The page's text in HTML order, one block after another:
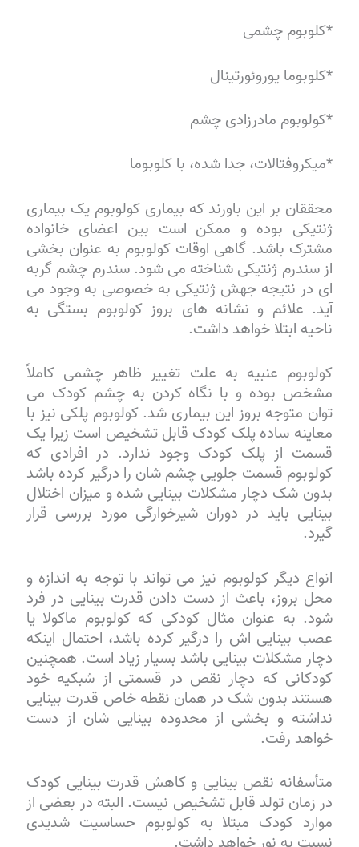
*کلوبوم چشمی
*کلوبوما یوروئورتینال
*کولوبوم مادرزادی چشم
*میکروفتالات، جدا شده، با کلوبوما
محققان بر این باورند که بیماری کولوبوم یک بیماری
ژنتیکی بوده و ممکن است بین اعضای خانواده
مشترک باشد. گاهی اوقات کولوبوم به عنوان بخشی
از سندرم ژنتیکی شناخته می شود. سندرم چشم گربه
ای در نتیجه جهش ژنتیکی به خصوصی به وجود می
آید. علائم و نشانه های بروز کولوبوم بستگی به
ناحیه ابتلا خواهد داشت.
کولوبوم عنبیه به علت تغییر ظاهر چشمی کاملاً
مشخص بوده و با نگاه کردن به چشم کودک می
توان متوجه بروز این بیماری شد. کولوبوم پلکی نیز با
معاینه ساده پلک کودک قابل تشخیص است زیرا یک
قسمت از پلک کودک وجود ندارد. در افرادی که
کولوبوم قسمت جلویی چشم شان را درگیر کرده باشد
بدون شک دچار مشکلات بینایی شده و میزان اختلال
بینایی باید در دوران شیرخوارگی مورد بررسی قرار
گیرد.
انواع دیگر کولوبوم نیز می تواند با توجه به اندازه و
محل بروز، باعث از دست دادن قدرت بینایی در فرد
شود. به عنوان مثال کودکی که کولوبوم ماکولا یا
عصب بینایی اش را درگیر کرده باشد، احتمال اینکه
دچار مشکلات بینایی باشد بسیار زیاد است. همچنین
کودکانی که دچار نقص در قسمتی از شبکیه خود
هستند بدون شک در همان نقطه خاص قدرت بینایی
نداشته و بخشی از محدوده بینایی شان از دست
خواهد رفت.
متأسفانه نقص بینایی و کاهش قدرت بینایی کودک
در زمان تولد قابل تشخیص نیست. البته در بعضی از
موارد کودک مبتلا به کولوبوم حساسیت شدیدی